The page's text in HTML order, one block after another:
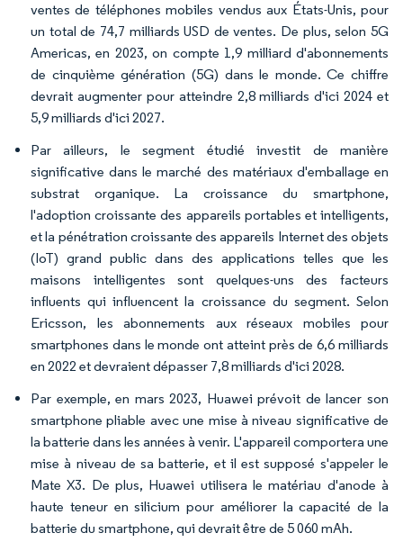
ventes de téléphones mobiles vendus aux États-Unis, pour
un total de 74,7 milliards USD de ventes. De plus, selon 5G
Americas, en 2023, on compte 1,9 milliard d'abonnements
de cinquième génération (5G) dans le monde. Ce chiffre
devrait augmenter pour atteindre 2,8 milliards d'ici 2024 et
5,9 milliards d'ici 2027.
Par ailleurs, le segment étudié investit de manière
significative dans le marché des matériaux d'emballage en
substrat organique. La croissance du smartphone,
l'adoption croissante des appareils portables et intelligents,
et la pénétration croissante des appareils Internet des objets
(IoT) grand public dans des applications telles que les
maisons intelligentes sont quelques-uns des facteurs
influents qui influencent la croissance du segment. Selon
Ericsson, les abonnements aux réseaux mobiles pour
smartphones dans le monde ont atteint près de 6,6 milliards
en 2022 et devraient dépasser 7,8 milliards d'ici 2028.
Par exemple, en mars 2023, Huawei prévoit de lancer son
smartphone pliable avec une mise à niveau significative de
la batterie dans les années à venir. L'appareil comportera une
mise à niveau de sa batterie, et il est supposé s'appeler le
Mate X3. De plus, Huawei utilisera le matériau d'anode à
haute teneur en silicium pour améliorer la capacité de la
batterie du smartphone, qui devrait être de 5 060 mAh.